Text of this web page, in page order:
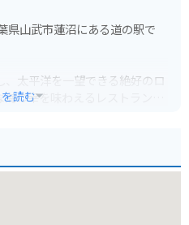
県山武市蓮沼にある道の駅で
太平洋を一望できる絶好のロ
の幸を味わえるレストラン
が利用できる温水シャワーや
読む